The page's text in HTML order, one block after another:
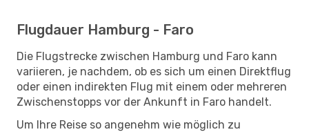
Flugdauer Hamburg - Faro
Die Flugstrecke zwischen Hamburg und Faro kann
variieren, je nachdem, ob es sich um einen Direktflug
oder einen indirekten Flug mit einem oder mehreren
Zwischenstopps vor der Ankunft in Faro handelt.
Um Ihre Reise so angenehm wie möglich zu